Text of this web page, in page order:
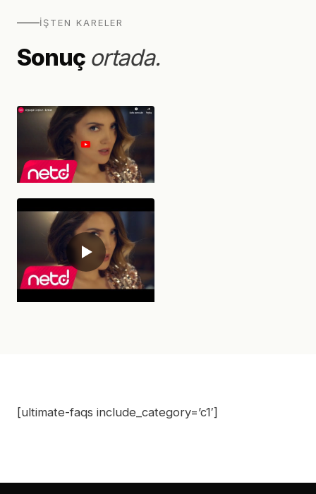
Aylık Reels + fotoğraf aboneliği
Kağıthane'de profesyonel çekim alanı
Referanslar
Blog
Hakkımızda
İletişim
İŞTEN KARELER
Sonuç ortada.
[ultimate-faqs include_category=’c1′]